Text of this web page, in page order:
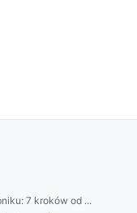
7 kroków od ...